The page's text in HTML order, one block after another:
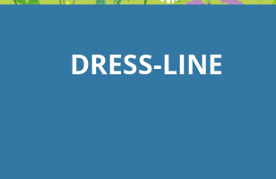
DRESS-LINE